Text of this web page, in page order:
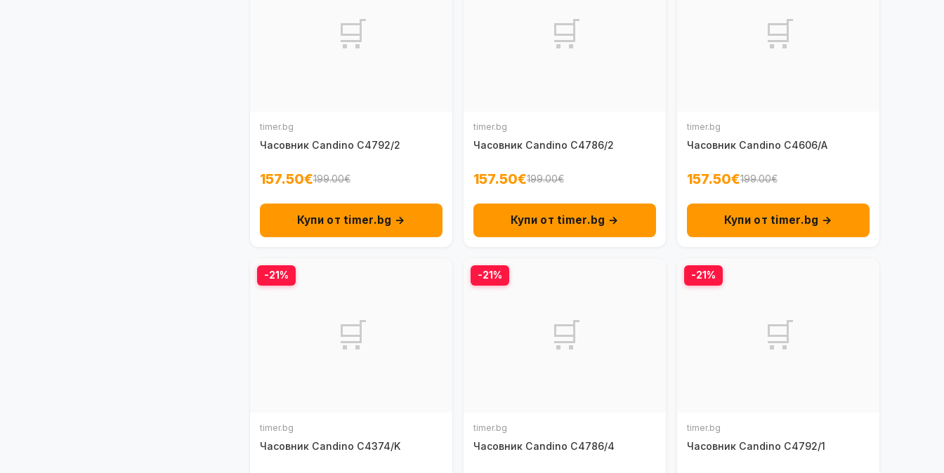
🛒
timer.bg
Часовник Candino C4792/2
157.50€199.00€
Купи от timer.bg →
🛒
timer.bg
Часовник Candino C4786/2
157.50€199.00€
Купи от timer.bg →
🛒
timer.bg
Часовник Candino C4606/A
157.50€199.00€
Купи от timer.bg →
-21%
🛒
timer.bg
Часовник Candino C4374/K
-21%
🛒
timer.bg
Часовник Candino C4786/4
-21%
🛒
timer.bg
Часовник Candino C4792/1